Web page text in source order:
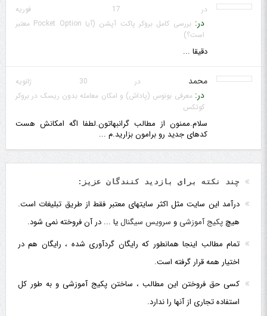
در 17 فوریه
در:
بررسی کامل بروکر پاکت آپشن (آیا Pocket Option معتبر
است؟)
دقیقا ...
محمد در 30 ژانویه
در:معرفی بونوس (پاداش) و امکان معامله بدون ریسک در بروکر
کوتکس
سلام.ممنون از مطالب گرانبهاتون.لطفا اگه امکانش هست
کدهای جدید رو برامون بزارید.م ...
چند نکته برای بازدید کنندگان عزیز:
درآمد این سایت مثل اکثر سایتهای معتبر فقط از طریق تبلیغات است.
هیچ پکیج آموزشیو سرویس سیگنال یا ... در آن فروخته نمی شود.
تمام مطالب اینجا همانطور که رایگان گردآوری شده ، رایگان هم در
اختیار همه قرار گرفته است.
کسی حق فروختن این مطالب ، ساختن پکیج آموزشی و به طور کل
استفاده تجاری از آنها را ندارد.